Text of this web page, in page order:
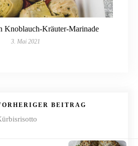
Knoblauch-Kräuter-Marinade
3. Mai 2021
BEITRAG